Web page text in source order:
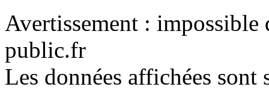
Avertissement : impossible
public.fr
Les données affichées sont